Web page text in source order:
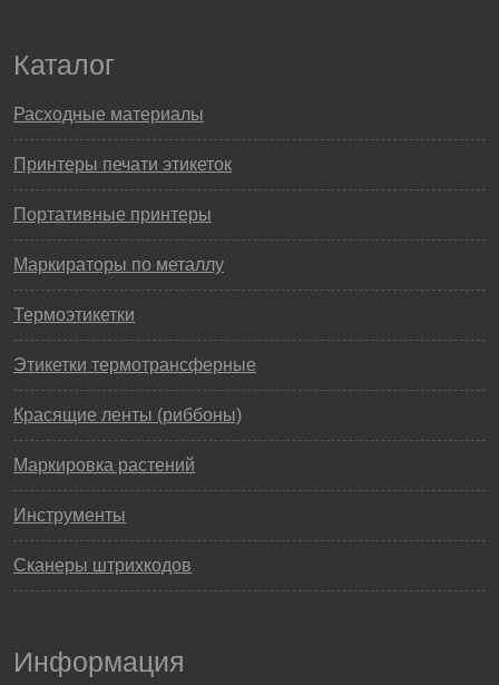
Каталог
Расходные материалы
Принтеры печати этикеток
Портативные принтеры
Маркираторы по металлу
Термоэтикетки
Этикетки термотрансферные
Красящие ленты (риббоны)
Маркировка растений
Инструменты
Сканеры штрихкодов
Информация